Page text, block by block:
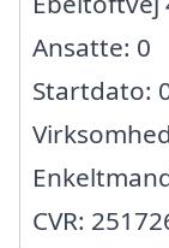
Ansatte: 0
Startdato:
CVR: